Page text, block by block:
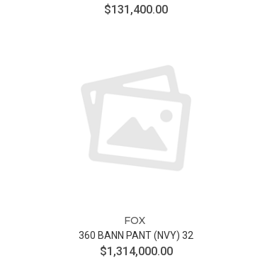
$131,400.00
FOX
360 BANN PANT (NVY) 32
$1,314,000.00